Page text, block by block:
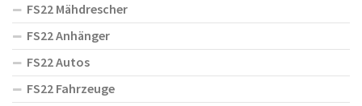
FS22 Mähdrescher
FS22 Anhänger
FS22 Autos
FS22 Fahrzeuge